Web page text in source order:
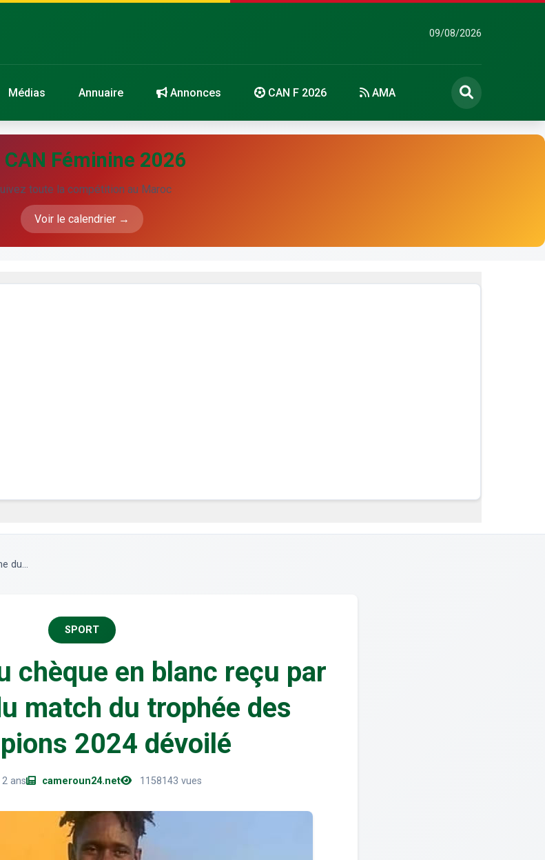
09/08/2026
Médias Annuaire Annonces CAN F 2026 AMA
Féminine 2026
toute la compétition au Maroc
Voir le calendrier →
du...
SPORT
chèque en blanc reçu par
match du trophée des
2024 dévoilé
2 ans cameroun24.net 1158143 vues